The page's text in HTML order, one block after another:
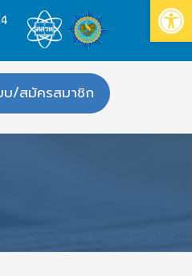
บ/สมัครสมาชิก